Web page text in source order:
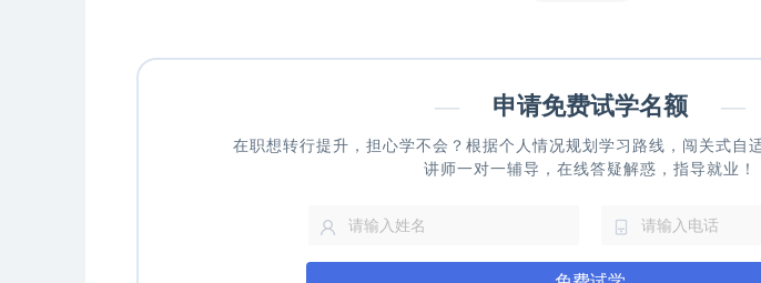
— 申请免费试学名额 —
在职想转行提升，担心学不会？根据个人情况规划学习路线，闯关式自
讲师一对一辅导，在线答疑解惑，指导就业！